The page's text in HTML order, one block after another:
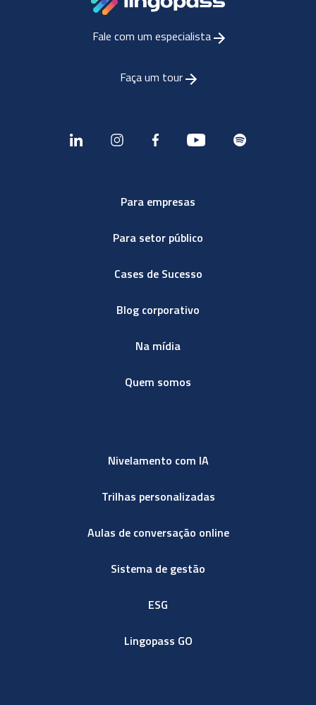
Fale com um especialista
Faça um tour
Para empresas
Para setor público
Cases de Sucesso
Blog corporativo
Na mídia
Quem somos
Nivelamento com IA
Trilhas personalizadas
Aulas de conversação online
Sistema de gestão
ESG
Lingopass GO